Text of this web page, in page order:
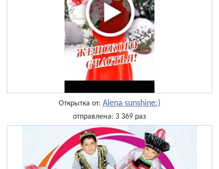
Открытка от: Alena sunshine:)
отправлена: 3 369 раз